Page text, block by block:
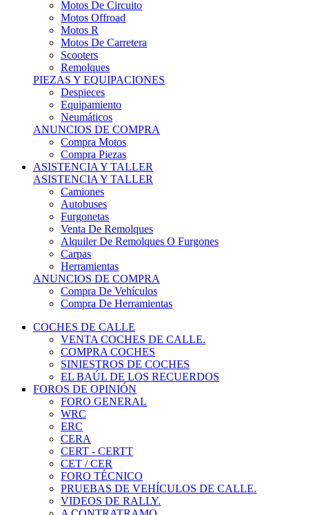
Motos R
Motos De Carretera
Scooters
Remolques
PIEZAS Y EQUIPACIONES
Despieces
Equipamiento
Neumáticos
ANUNCIOS DE COMPRA
Compra Motos
Compra Piezas
ASISTENCIA Y TALLER
ASISTENCIA Y TALLER
Camiones
Autobuses
Furgonetas
Venta De Remolques
Alquiler De Remolques O Furgones
Carpas
Herramientas
ANUNCIOS DE COMPRA
Compra De Vehículos
Compra De Herramientas
COCHES DE CALLE
VENTA COCHES DE CALLE.
COMPRA COCHES
SINIESTROS DE COCHES
EL BAÚL DE LOS RECUERDOS
FOROS DE OPINIÓN
FORO GENERAL
WRC
ERC
CERA
CERT - CERTT
CET / CER
FORO TÉCNICO
PRUEBAS DE VEHÍCULOS DE CALLE.
VIDEOS DE RALLY.
A CONTRATRAMO
TIENDA ONLINE